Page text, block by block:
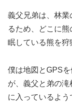
義父兄弟は、林
るため、どこに
眠している熊を狩
僕は地図とGPS
が、義父と弟の
に入っているよう